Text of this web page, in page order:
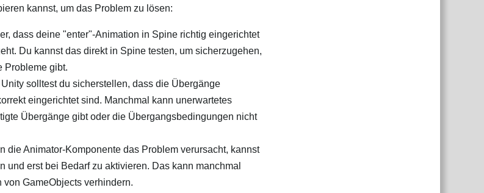
kannst, um das Problem zu lösen:
dass deine "enter"-Animation in Spine richtig eingerichtet
Du kannst das direkt in Spine testen, um sicherzugehen,
Probleme gibt.
Unity solltest du sicherstellen, dass die Übergänge
eingerichtet sind. Manchmal kann unerwartetes
Übergänge gibt oder die Übergangsbedingungen nicht
die Animator-Komponente das Problem verursacht, kannst
und erst bei Bedarf zu aktivieren. Das kann manchmal
GameObjects verhindern.